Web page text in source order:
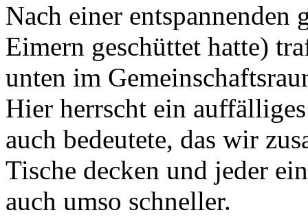
Nach einer entspannenden
Eimern geschüttet hatte)
unten im
Hier herrscht ein
auch bedeutete, das wir
Tische decken und jeder
auch umso schneller.